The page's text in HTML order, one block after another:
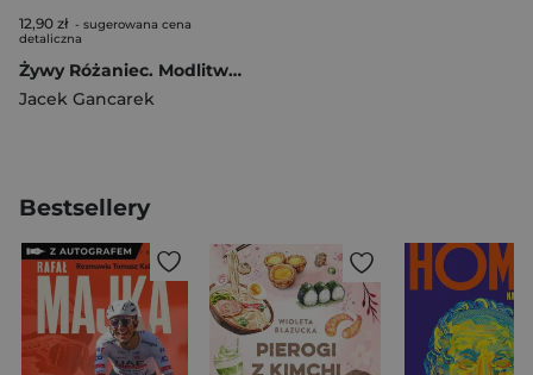
12,90 zł - sugerowana cena
detaliczna
Żywy Różaniec. Modlitwa, który łączy niebo z ziemią
Jacek Gancarek
Bestsellery